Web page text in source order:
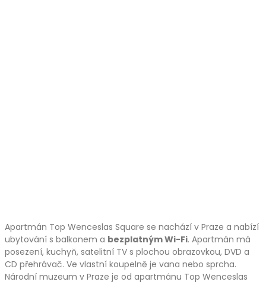
Apartmán Top Wenceslas Square se nachází v Praze a nabízí
ubytování s balkonem a bezplatným Wi-Fi. Apartmán má
posezení, kuchyň, satelitní TV s plochou obrazovkou, DVD a
CD přehrávač. Ve vlastní koupelně je vana nebo sprcha.
Národní muzeum v Praze je od apartmánu Top Wenceslas